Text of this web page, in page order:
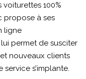
100%
propose à ses
ligne
permet de susciter
nouveaux clients
s’implante.